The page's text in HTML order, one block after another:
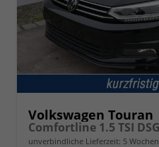
Volkswagen Touran
unverbindliche Lieferzeit: 5 Wochen